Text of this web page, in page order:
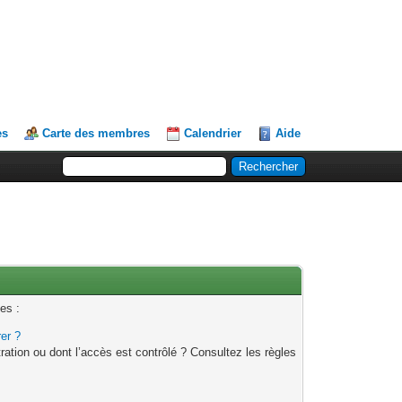
Carte des membres Calendrier Aide
:
?
ou dont l’accès est contrôlé ? Consultez les règles